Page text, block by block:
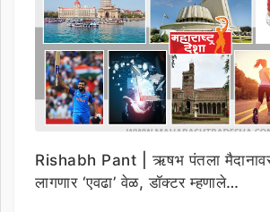
Rishabh Pant | ऋषभ पंतला मैदानावर
लागणार ‘एवढा’ वेळ, डॉक्टर म्हणाले…